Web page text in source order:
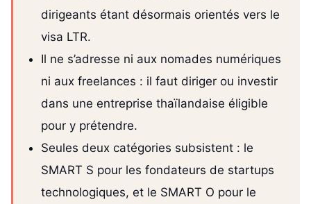
dirigeants étant désormais orientés vers le
visa LTR.
Il ne s’adresse ni aux nomades numériques
ni aux freelances : il faut diriger ou investir
dans une entreprise thaïlandaise éligible
pour y prétendre.
Seules deux catégories subsistent : le
SMART S pour les fondateurs de startups
technologiques, et le SMART O pour le